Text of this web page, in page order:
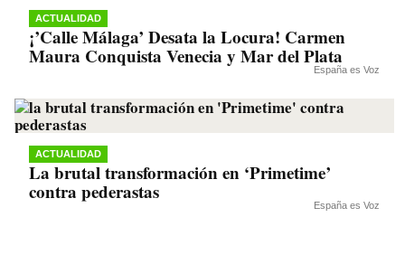
ACTUALIDAD
¡’Calle Málaga’ Desata la Locura! Carmen
Maura Conquista Venecia y Mar del Plata
España es Voz
ACTUALIDAD
La brutal transformación en ‘Primetime’
contra pederastas
España es Voz